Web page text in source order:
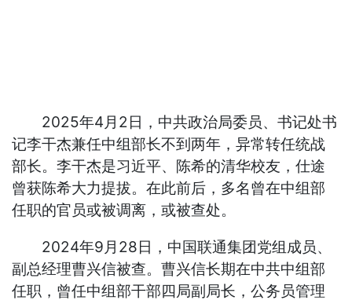
2025年4月2日，中共政治局委员、书记处书
记李干杰兼任中组部长不到两年，异常转任统战
部长。李干杰是习近平、陈希的清华校友，仕途
曾获陈希大力提拔。在此前后，多名曾在中组部
任职的官员或被调离，或被查处。
2024年9月28日，中国联通集团党组成员、
副总经理曹兴信被查。曹兴信长期在中共中组部
任职，曾任中组部干部四局副局长，公务员管理